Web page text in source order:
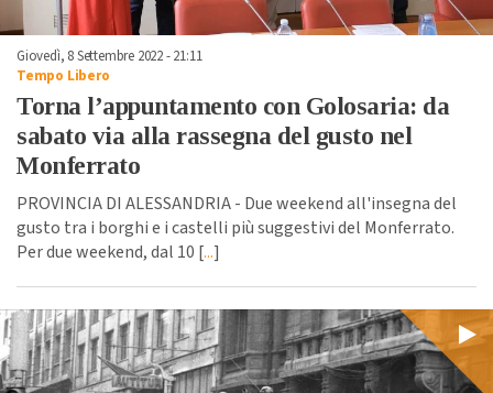
Giovedì, 8 Settembre 2022 - 21:11
Tempo Libero
Torna l’appuntamento con Golosaria: da
sabato via alla rassegna del gusto nel
Monferrato
PROVINCIA DI ALESSANDRIA - Due weekend all'insegna del
gusto tra i borghi e i castelli più suggestivi del Monferrato.
Per due weekend, dal 10 [...]